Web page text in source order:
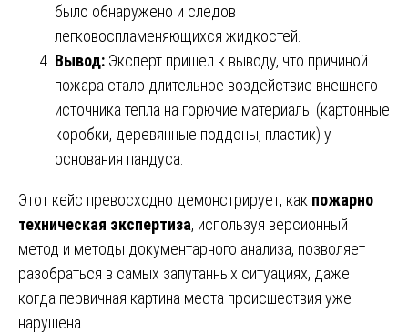
было обнаружено и следов
легковоспламеняющихся жидкостей.
Вывод: Эксперт пришел к выводу, что причиной
пожара стало длительное воздействие внешнего
источника тепла на горючие материалы (картонные
коробки, деревянные поддоны, пластик) у
основания пандуса.
Этот кейс превосходно демонстрирует, как пожарно
техническая экспертиза, используя версионный
метод и методы документарного анализа, позволяет
разобраться в самых запутанных ситуациях, даже
когда первичная картина места происшествия уже
нарушена.